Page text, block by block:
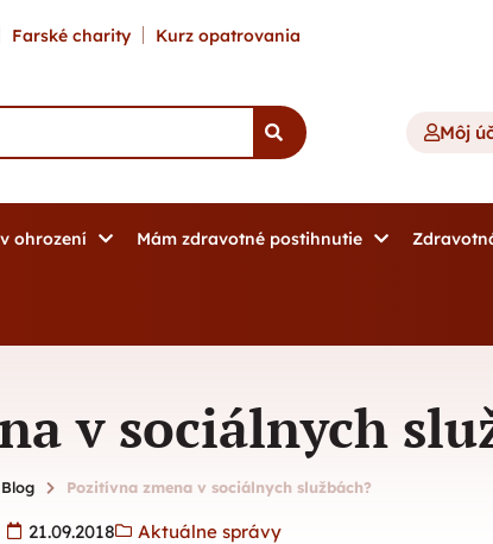
Farské charity Kurz opatrovania
Môj
ohrození Mám zdravotné postihnutie
v sociálnych
Blog Pozitívna zmena v sociálnych službách?
21.09.2018 Aktuálne správy